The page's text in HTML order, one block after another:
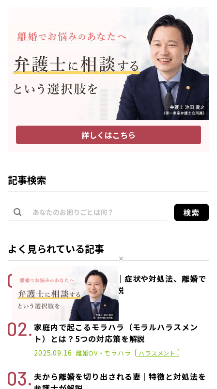
詳しくはこちら
記事検索
検索
よく見られている記事
夫源病チェックシート｜症状や対処法、離婚で
きるかまで弁護士が解説
2025.01.17
2025.10.28 離婚理由
家庭内で起こるモラハラ（モラルハラスメン
ト）とは？5つの対応策を解説
2020.11.02
2025.09.16 離婚DV・モラハラ ハラスメント
夫から離婚を切り出される妻｜特徴と対処法を